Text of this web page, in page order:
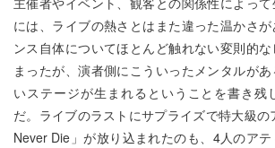
には、ライブの熱さとはまた違った温かさ
ンス自体についてほとんど触れない変則的
まったが、演者側にこういったメンタルが
いステージが生まれるということを書き残
だ。ライブのラストにサプライズで特大級
Never Die」が放り込まれたのも、4人のア